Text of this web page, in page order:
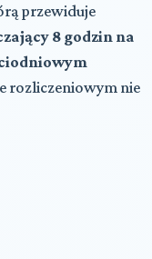
przewiduje
8 godzin na
rozliczeniowym nie